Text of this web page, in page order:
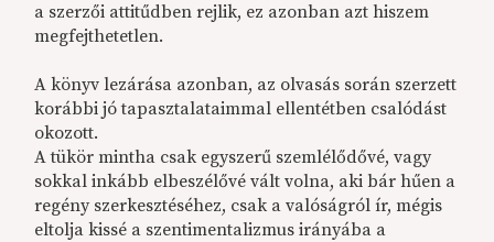
a szerzői attitűdben rejlik, ez azonban azt hiszem
megfejthetetlen.
A könyv lezárása azonban, az olvasás során szerzett
korábbi jó tapasztalataimmal ellentétben csalódást
okozott.
A tükör mintha csak egyszerű szemlélődővé, vagy
sokkal inkább elbeszélővé vált volna, aki bár hűen a
regény szerkesztéséhez, csak a valóságról ír, mégis
eltolja kissé a szentimentalizmus irányába a